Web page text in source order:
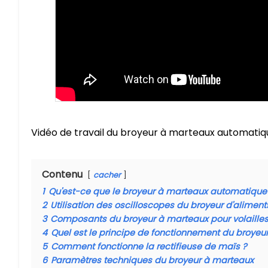
Vidéo de travail du broyeur à marteaux
Contenu cacher
1 Qu'est-ce que le broyeur à marteaux automatique
2 Utilisation des oscilloscopes du broyeur
3 Composants du broyeur à marteaux pour volailles
4 Quel est le principe de fonctionnement du
5 Comment fonctionne la rectifieuse de maïs ?
6 Paramètres techniques du broyeur à marteaux